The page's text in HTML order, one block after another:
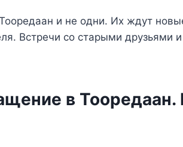
и не одни. Их ждут
Встречи со старыми друзьями
в Тооредаан.